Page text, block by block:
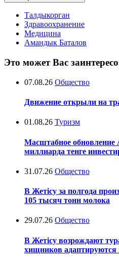
Талдыкорган
Здравоохранение
Медицина
Амандык Баталов
Это может Вас
07.08.26 Общество
Движение открыли на
01.08.26 Туризм
Масштабное обновление
миллиарда тенге
31.07.26 Общество
В Жетісу за полгода
105 тысяч тонн молока
29.07.26 Общество
В Жетісу возрождают
хищников